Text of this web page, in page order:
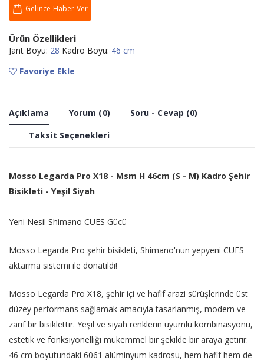
Gelince Haber Ver
Ürün Özellikleri
Jant Boyu: 28 Kadro Boyu: 46 cm
Favoriye Ekle
Açıklama Yorum (0)
Soru - Cevap (0)
Taksit Seçenekleri
Mosso Legarda Pro X18 - Msm H 46cm (S - M) Kadro Şehir
Bisikleti - Yeşil Siyah
Yeni Nesil Shimano CUES Gücü
Mosso Legarda Pro şehir bisikleti, Shimano'nun yepyeni CUES
aktarma sistemi ile donatıldı!
Mosso Legarda Pro X18, şehir içi ve hafif arazi sürüşlerinde üst
düzey performans sağlamak amacıyla tasarlanmış, modern ve
zarif bir bisiklettir. Yeşil ve siyah renklerin uyumlu kombinasyonu,
estetik ve fonksiyonelliği mükemmel bir şekilde bir araya getirir.
46 cm boyutundaki 6061 alüminyum kadrosu, hem hafif hem de